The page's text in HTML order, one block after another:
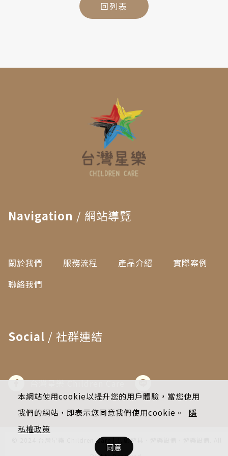
回列表
Navigation / 網站導覽
關於我們 服務流程 產品介紹
實際案例
聯絡我們
Social / 社群連結
台灣星樂 Children Care
© 2024 台灣星樂 Children Care | 共融遊具、遊樂設備、遊樂設備. All
本網站使用cookie以提升您的用戶體驗，當您使用
我們的網站，即表示您同意我們使用cookie。
隱
私權政策
同意